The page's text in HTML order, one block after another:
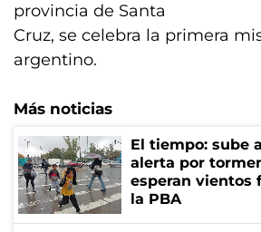
provincia de Santa
Cruz, se celebra la primera
argentino.
Más noticias
El tiempo: sube
alerta por
esperan vientos
la PBA